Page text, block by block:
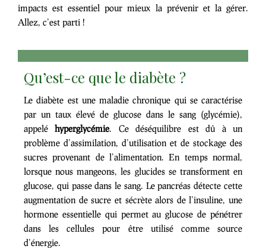
impacts est essentiel pour mieux la prévenir et la gérer.
Allez, c’est parti !
Qu’est-ce que le diabète ?
Le diabète est une maladie chronique qui se caractérise
par un taux élevé de glucose dans le sang (glycémie),
appeléhyperglycémie. Ce déséquilibre est dû à un
problème d’assimilation, d’utilisation et de stockage des
sucres provenant de l’alimentation. En temps normal,
lorsque nous mangeons, les glucides se transforment en
glucose, qui passe dans le sang. Le pancréas détecte cette
augmentation de sucre et sécrète alors de l’insuline, une
hormone essentielle qui permet au glucose de pénétrer
dans les cellules pour être utilisé comme source
d’énergie.